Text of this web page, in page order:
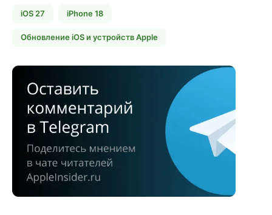
iOS 27 iPhone 18
Обновление iOS и устройств Apple